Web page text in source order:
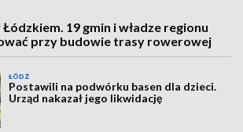
19 gmin i władze regionu
przy budowie trasy rowerowej
ŁÓDŹ
Postawili na podwórku basen dla dzieci.
Urząd nakazał jego likwidację